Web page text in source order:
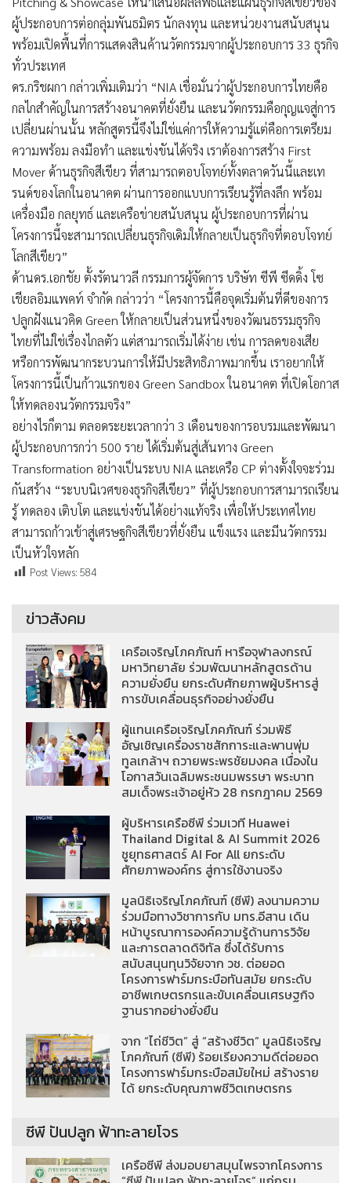
ผู้ประกอบการต่อกลุ่มพันธมิตร นักลงทุน และหน่วยงานสนับสนุน
พร้อมเปิดพื้นที่การแสดงสินค้านวัตกรรมจากผู้ประกอบการ 33 ธุรกิจ
ทั่วประเทศ
ดร.กริชผกา กล่าวเพิ่มเติมว่า “NIA เชื่อมั่นว่าผู้ประกอบการไทยคือ
กลไกสำคัญในการสร้างอนาคตที่ยั่งยืน และนวัตกรรมคือกุญแจสู่การ
เปลี่ยนผ่านนั้น หลักสูตรนี้จึงไม่ใช่แค่การให้ความรู้แต่คือการเตรียม
ความพร้อม ลงมือทำ และแข่งขันได้จริง เราต้องการสร้าง First
Mover ด้านธุรกิจสีเขียว ที่สามารถตอบโจทย์ทั้งตลาดวันนี้และเท
รนด์ของโลกในอนาคต ผ่านการออกแบบการเรียนรู้ที่ลงลึก พร้อม
เครื่องมือ กลยุทธ์ และเครือข่ายสนับสนุน ผู้ประกอบการที่ผ่าน
โครงการนี้จะสามารถเปลี่ยนธุรกิจเดิมให้กลายเป็นธุรกิจที่ตอบโจทย์
โลกสีเขียว”
ด้านดร.เอกชัย ตั้งรัตนาวลี กรรมการผู้จัดการ บริษัท ซีพี ซีดดิ้ง โซ
เชียลอิมแพคท์ จำกัด กล่าวว่า “โครงการนี้คือจุดเริ่มต้นที่ดีของการ
ปลูกฝังแนวคิด Green ให้กลายเป็นส่วนหนึ่งของวัฒนธรรมธุรกิจ
ไทยที่ไม่ใช่เรื่องไกลตัว แต่สามารถเริ่มได้ง่าย เช่น การลดของเสีย
หรือการพัฒนากระบวนการให้มีประสิทธิภาพมากขึ้น เราอยากให้
โครงการนี้เป็นก้าวแรกของ Green Sandbox ในอนาคต ที่เปิดโอกาส
ให้ทดลองนวัตกรรมจริง”
อย่างไรก็ตาม ตลอดระยะเวลากว่า 3 เดือนของการอบรมและพัฒนา
ผู้ประกอบการกว่า 500 ราย ได้เริ่มต้นสู่เส้นทาง Green
Transformation อย่างเป็นระบบ NIA และเครือ CP ต่างตั้งใจจะร่วม
กันสร้าง “ระบบนิเวศของธุรกิจสีเขียว” ที่ผู้ประกอบการสามารถเรียน
รู้ ทดลอง เติบโต และแข่งขันได้อย่างแท้จริง เพื่อให้ประเทศไทย
สามารถก้าวเข้าสู่เศรษฐกิจสีเขียวที่ยั่งยืน แข็งแรง และมีนวัตกรรม
เป็นหัวใจหลัก
Post Views: 584
ข่าวสังคม
เครือเจริญโภคภัณฑ์ หารือจุฬาลงกรณ์
มหาวิทยาลัย ร่วมพัฒนาหลักสูตรด้าน
ความยั่งยืน ยกระดับศักยภาพผู้บริหารสู่
การขับเคลื่อนธุรกิจอย่างยั่งยืน
ผู้แทนเครือเจริญโภคภัณฑ์ ร่วมพิธี
อัญเชิญเครื่องราชสักการะและพานพุ่ม
ทูลเกล้าฯ ถวายพระพรชัยมงคล เนื่องใน
โอกาสวันเฉลิมพระชนมพรรษา พระบาท
สมเด็จพระเจ้าอยู่หัว 28 กรกฎาคม 2569
ผู้บริหารเครือซีพี ร่วมเวที Huawei
Thailand Digital & AI Summit 2026
ชูยุทธศาสตร์ AI For All ยกระดับ
ศักยภาพองค์กร สู่การใช้งานจริง
มูลนิธิเจริญโภคภัณฑ์ (ซีพี) ลงนามความ
ร่วมมือทางวิชาการกับ มทร.อีสาน เดิน
หน้าบูรณาการองค์ความรู้ด้านการวิจัย
และการตลาดดิจิทัล ซึ่งได้รับการ
สนับสนุนทุนวิจัยจาก วช. ต่อยอด
โครงการฟาร์มกระบือทันสมัย ยกระดับ
อาชีพเกษตรกรและขับเคลื่อนเศรษฐกิจ
ฐานรากอย่างยั่งยืน
จาก “ไถ่ชีวิต” สู่ “สร้างชีวิต” มูลนิธิเจริญ
โภคภัณฑ์ (ซีพี) ร้อยเรียงความดีต่อยอด
โครงการฟาร์มกระบือสมัยใหม่ สร้างราย
ได้ ยกระดับคุณภาพชีวิตเกษตรกร
ซีพี ปันปลูก ฟ้าทะลายโจร
เครือซีพี ส่งมอบยาสมุนไพรจากโครงการ